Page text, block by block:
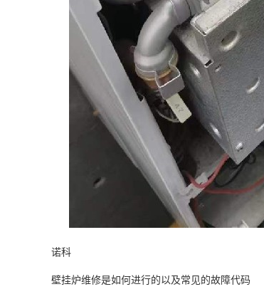
诺科
壁挂炉维修是如何进行的以及常见的故障代码